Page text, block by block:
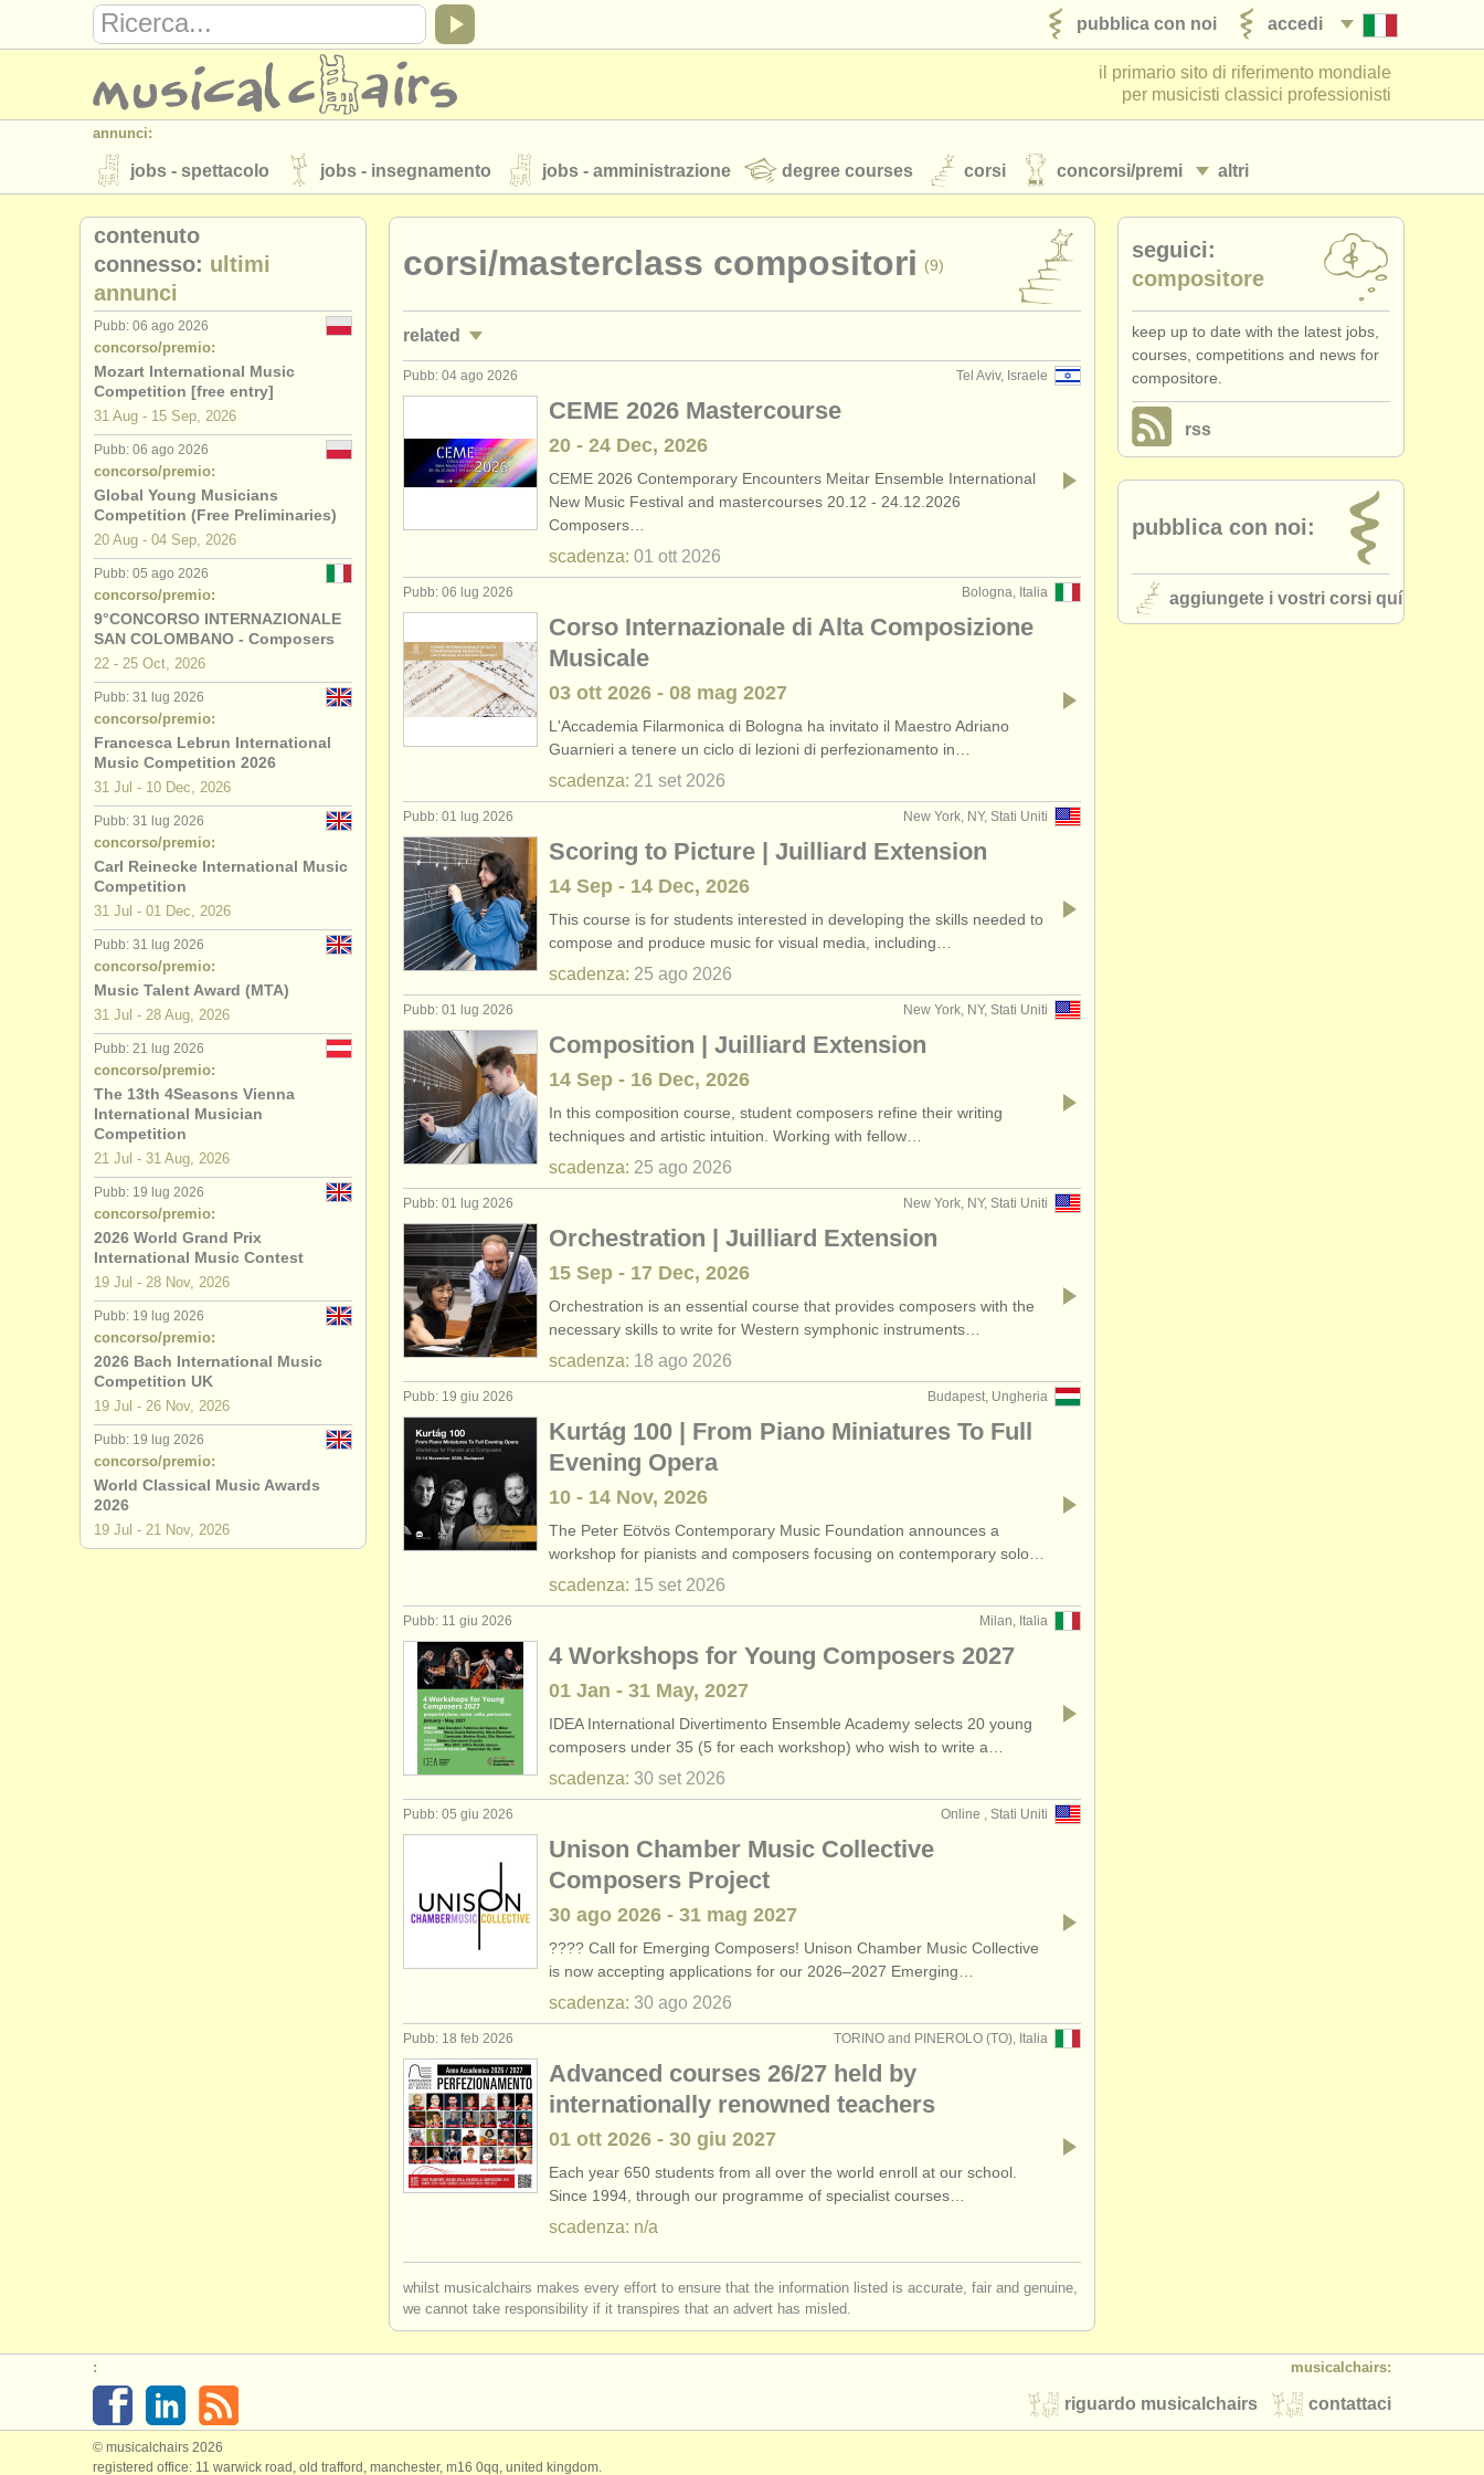
accedi
pubblica con noi
il primario sito di riferimento mondiale
per musicisti classici professionisti
annunci:
altri
jobs - spettacolo jobs - insegnamento jobs - amministrazione degree courses corsi concorsi/premi
strumenti in vendita strumenti rubati
elenchi:
orchestre e teatri lirici
musicalchairs:
riguardo musicalchairs contattaci rss feeds
editori:
pubblica con noi find out about ourATS ATSfaq accedi
corsi/masterclass compositori (9)
related
jobs - insegnamento: compositore
concorso compositori (56)
concorsi/premi: arrangiatore
Tel Aviv, Israele
Pubb: 04 ago 2026
CEME 2026 Mastercourse
20 - 24 Dec, 2026
CEME 2026 Contemporary Encounters Meitar Ensemble International
New Music Festival and mastercourses 20.12 - 24.12.2026
Composers…
scadenza: 01 ott 2026
Bologna, Italia
Pubb: 06 lug 2026
Corso Internazionale di Alta Composizione
Musicale
03 ott 2026 - 08 mag 2027
L'Accademia Filarmonica di Bologna ha invitato il Maestro Adriano
Guarnieri a tenere un ciclo di lezioni di perfezionamento in…
scadenza: 21 set 2026
New York, NY, Stati Uniti
Pubb: 01 lug 2026
Scoring to Picture | Juilliard Extension
14 Sep - 14 Dec, 2026
This course is for students interested in developing the skills needed to
compose and produce music for visual media, including…
scadenza: 25 ago 2026
New York, NY, Stati Uniti
Pubb: 01 lug 2026
Composition | Juilliard Extension
14 Sep - 16 Dec, 2026
In this composition course, student composers refine their writing
techniques and artistic intuition. Working with fellow…
scadenza: 25 ago 2026
New York, NY, Stati Uniti
Pubb: 01 lug 2026
Orchestration | Juilliard Extension
15 Sep - 17 Dec, 2026
Orchestration is an essential course that provides composers with the
necessary skills to write for Western symphonic instruments…
scadenza: 18 ago 2026
Budapest, Ungheria
Pubb: 19 giu 2026
Kurtág 100 | From Piano Miniatures To Full
Evening Opera
10 - 14 Nov, 2026
The Peter Eötvös Contemporary Music Foundation announces a
workshop for pianists and composers focusing on contemporary solo…
scadenza: 15 set 2026
Milan, Italia
Pubb: 11 giu 2026
4 Workshops for Young Composers 2027
01 Jan - 31 May, 2027
IDEA International Divertimento Ensemble Academy selects 20 young
composers under 35 (5 for each workshop) who wish to write a…
scadenza: 30 set 2026
Online , Stati Uniti
Pubb: 05 giu 2026
Unison Chamber Music Collective
Composers Project
30 ago 2026 - 31 mag 2027
???? Call for Emerging Composers! Unison Chamber Music Collective
is now accepting applications for our 2026–2027 Emerging…
scadenza: 30 ago 2026
TORINO and PINEROLO (TO), Italia
Pubb: 18 feb 2026
Advanced courses 26/27 held by
internationally renowned teachers
01 ott 2026 - 30 giu 2027
Each year 650 students from all over the world enroll at our school.
Since 1994, through our programme of specialist courses…
scadenza: n/a
whilst musicalchairs makes every effort to ensure that the information listed is accurate, fair and genuine,
we cannot take responsibility if it transpires that an advert has misled.
contenuto
connesso: ultimi
annunci
Pubb: 06 ago 2026
concorso/premio:
Mozart International Music
Competition [free entry]
31 Aug - 15 Sep, 2026
Pubb: 06 ago 2026
concorso/premio:
Global Young Musicians
Competition (Free Preliminaries)
20 Aug - 04 Sep, 2026
Pubb: 05 ago 2026
concorso/premio:
9°CONCORSO INTERNAZIONALE
SAN COLOMBANO - Composers
22 - 25 Oct, 2026
Pubb: 31 lug 2026
concorso/premio:
Francesca Lebrun International
Music Competition 2026
31 Jul - 10 Dec, 2026
Pubb: 31 lug 2026
concorso/premio:
Carl Reinecke International Music
Competition
31 Jul - 01 Dec, 2026
Pubb: 31 lug 2026
concorso/premio:
Music Talent Award (MTA)
31 Jul - 28 Aug, 2026
Pubb: 21 lug 2026
concorso/premio:
The 13th 4Seasons Vienna
International Musician
Competition
21 Jul - 31 Aug, 2026
Pubb: 19 lug 2026
concorso/premio:
2026 World Grand Prix
International Music Contest
19 Jul - 28 Nov, 2026
Pubb: 19 lug 2026
concorso/premio:
2026 Bach International Music
Competition UK
19 Jul - 26 Nov, 2026
Pubb: 19 lug 2026
concorso/premio:
World Classical Music Awards
2026
19 Jul - 21 Nov, 2026
seguici:
compositore
keep up to date with the latest jobs,
courses, competitions and news for
compositore.
rss
pubblica con noi:
aggiungete i vostri corsi quí
musicalchairs:
contattaci
riguardo musicalchairs
:
© musicalchairs 2026
registered office: 11 warwick road, old trafford, manchester, m16 0qq, united kingdom.